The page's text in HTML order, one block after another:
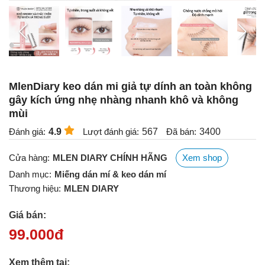
MlenDiary keo dán mi giả tự dính an toàn không
gây kích ứng nhẹ nhàng nhanh khô và không
mùi
Đánh giá: 4.9 Lượt đánh giá: 567 Đã bán: 3400
Cửa hàng: MLEN DIARY CHÍNH HÃNG
Xem shop
Danh mục: Miếng dán mí & keo dán mí
Thương hiệu: MLEN DIARY
Giá bán:
99.000đ
Xem thêm tại: